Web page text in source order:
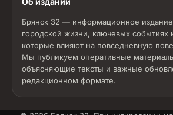
Брянск 32 — информационное издание
городской жизни, ключевых событиях
которые влияют на повседневную
Мы публикуем оперативные
объясняющие тексты и важные
редакционном формате.